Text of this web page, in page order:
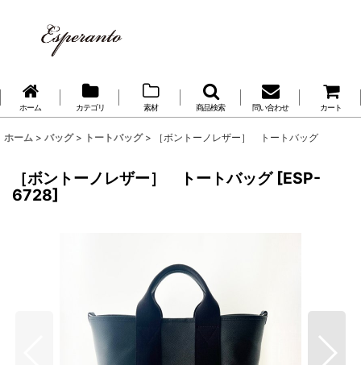
ホーム カテゴリ 素材 商品検索 問い合わせ カート
ホーム > バッグ > トートバッグ > ［ボントーノレザー］ トートバッグ
［ボントーノレザー］ トートバッグ [ESP-
6728]